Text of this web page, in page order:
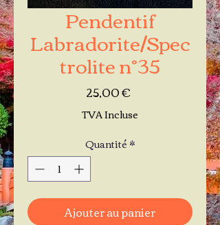
Pendentif
Labradorite/Spec
trolite n°35
25,00 €Prix
TVA Incluse
Quantité*
Ajouter au panier